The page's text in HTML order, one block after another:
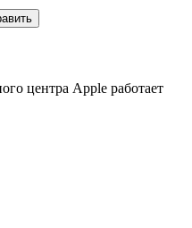
центра Apple работает